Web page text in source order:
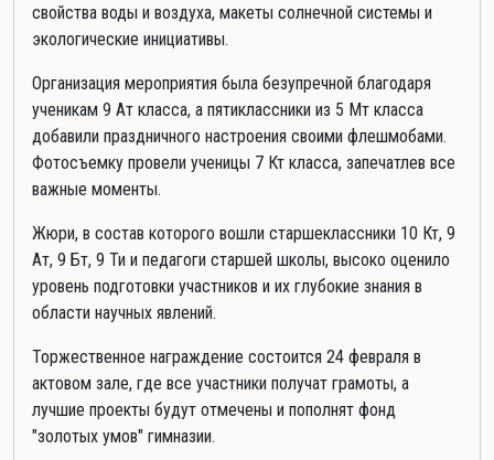
свойства воды и воздуха, макеты солнечной системы и
экологические инициативы.
Организация мероприятия была безупречной благодаря
ученикам 9 Ат класса, а пятиклассники из 5 Мт класса
добавили праздничного настроения своими флешмобами.
Фотосъемку провели ученицы 7 Кт класса, запечатлев все
важные моменты.
Жюри, в состав которого вошли старшеклассники 10 Кт, 9
Ат, 9 Бт, 9 Ти и педагоги старшей школы, высоко оценило
уровень подготовки участников и их глубокие знания в
области научных явлений.
Торжественное награждение состоится 24 февраля в
актовом зале, где все участники получат грамоты, а
лучшие проекты будут отмечены и пополнят фонд
"золотых умов" гимназии.